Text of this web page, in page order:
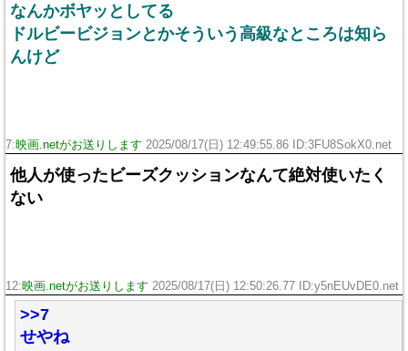
なんかボヤッとしてる
ドルビービジョンとかそういう高級なところは知ら
んけど
7:映画.netがお送りします 2025/08/17(日) 12:49:55.86 ID:3FU8SokX0.net
他人が使ったビーズクッションなんて絶対使いたく
ない
12:映画.netがお送りします 2025/08/17(日) 12:50:26.77 ID:y5nEUvDE0.net
>>7
せやね